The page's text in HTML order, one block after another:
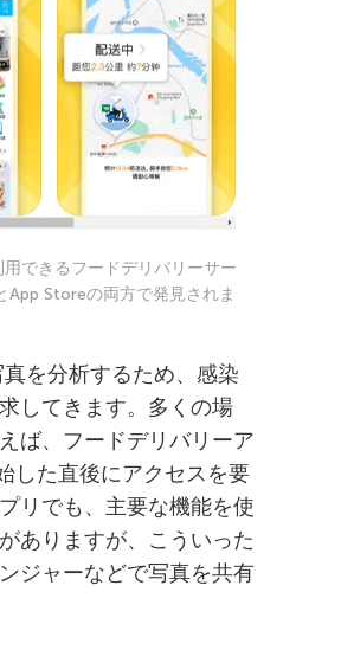
できるフードデリバリーサー
Storeの両方で発見されま
を分析するため、感染
してきます。多くの場
ば、フードデリバリーア
した直後にアクセスを要
リでも、主要な機能を使
ありますが、こういった
ジャーなどで写真を共有